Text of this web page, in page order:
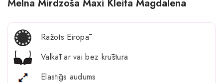
Melna Mirdzoša Maxi Kleita Magdalena
Ražots Eiropā
Valkāt ar vai bez krūštura
Elastīgs audums